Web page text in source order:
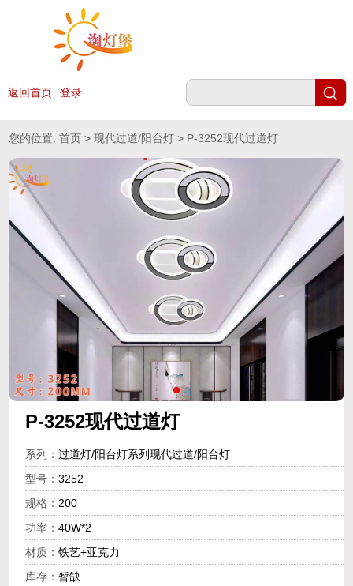
返回首页 登录
您的位置:首页 >现代过道/阳台灯 > P-3252现代过道灯
P-3252现代过道灯
系列： 过道灯/阳台灯系列现代过道/阳台灯
型号： 3252
规格： 200
功率： 40W*2
材质： 铁艺+亚克力
库存： 暂缺